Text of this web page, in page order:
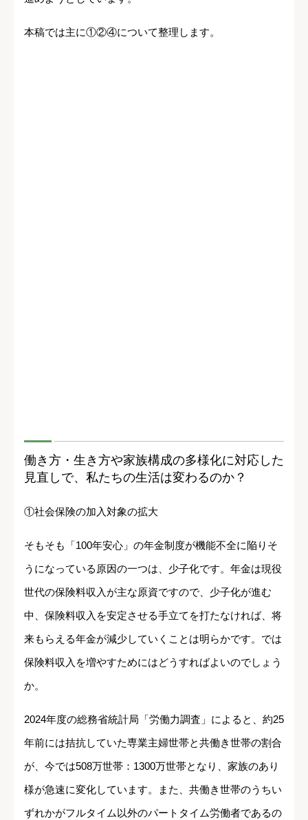
本稿では主に①②④について整理します。
働き方・生き方や家族構成の多様化に対応した
見直しで、私たちの生活は変わるのか？
①社会保険の加入対象の拡大
そもそも「100年安心」の年金制度が機能不全に陥りそ
うになっている原因の一つは、少子化です。年金は現役
世代の保険料収入が主な原資ですので、少子化が進む
中、保険料収入を安定させる手立てを打たなければ、将
来もらえる年金が減少していくことは明らかです。では
保険料収入を増やすためにはどうすればよいのでしょう
か。
2024年度の総務省統計局「労働力調査」によると、約25
年前には拮抗していた専業主婦世帯と共働き世帯の割合
が、今では508万世帯：1300万世帯となり、家族のあり
様が急速に変化しています。また、共働き世帯のうちい
ずれかがフルタイム以外のパートタイム労働者であるの